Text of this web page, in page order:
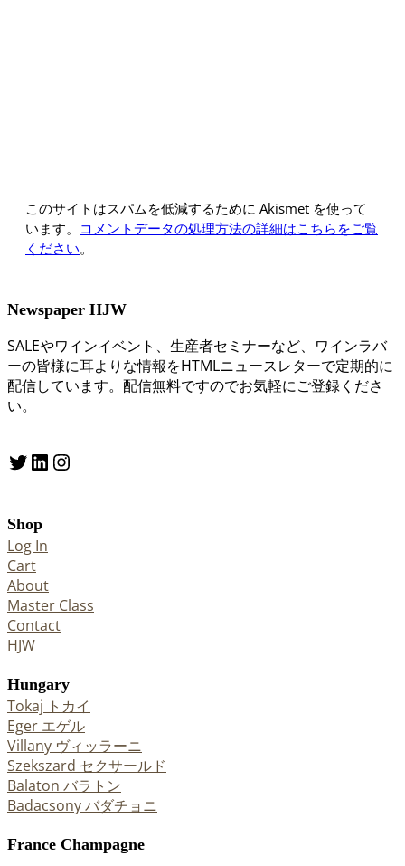
このサイトはスパムを低減するために Akismet を使って
います。 コメントデータの処理方法の詳細はこちらをご覧
ください。
Newspaper HJW
SALEやワインイベント、生産者セミナーなど、ワインラバ
ーの皆様に耳よりな情報をHTMLニュースレターで定期的に
配信しています。配信無料ですのでお気軽にご登録くださ
い。
Twitter LinkedIn Instagram
Shop
Log In
Cart
About
Master Class
Contact
HJW
Hungary
Tokaj トカイ
Eger エゲル
Villany ヴィッラーニ
Szekszard セクサールド
Balaton バラトン
Badacsony バダチョニ
France Champagne